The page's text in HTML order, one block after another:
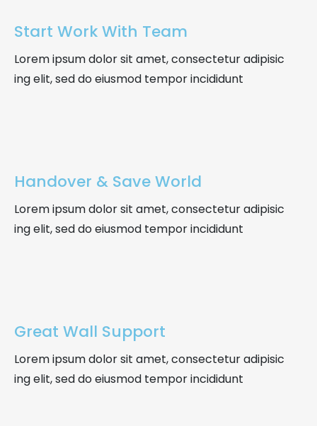
Start Work With Team
Lorem ipsum dolor sit amet, consectetur adipisic
ing elit, sed do eiusmod tempor incididunt
Handover & Save World
Lorem ipsum dolor sit amet, consectetur adipisic
ing elit, sed do eiusmod tempor incididunt
Great Wall Support
Lorem ipsum dolor sit amet, consectetur adipisic
ing elit, sed do eiusmod tempor incididunt
Al compartir tus
intereses y
comportamiento
ofertas
Así verás lo que
realmente te